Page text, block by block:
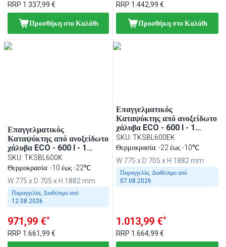
RRP 1.337,99 €
Προσθήκη στο Καλάθι
RRP 1.442,99 €
Προσθήκη στο Καλάθι
Επαγγελματικός
Καταψύκτης από ανοξείδωτο
χάλυβα ECO - 600 l - 1
πόρτα - τυφλή πόρτα & 5
σχάρες & 11 καλάθια -
εσωτερική επένδυση ABS -
μαύρο
SKU: TKSBL600K
Θερμοκρασία: -10 έως -22℃
W 775 x D 705 x H 1882 mm
Παραγγελία, Διαθέσιμο από
12.08.2026
971,99 €*
RRP 1.661,99 €
Επαγγελματικός
Καταψύκτης από ανοξείδωτο
χάλυβα ECO - 600 l - 1
πόρτα - τυφλή πόρτα & 11
καλάθια
SKU:TKSBL600EK
Θερμοκρασία: -22 έως -10℃
W 775 x D 705 x H 1882 mm
Παραγγελία, Διαθέσιμο από
07.08.2026
1.013,99 €*
RRP 1.664,99 €